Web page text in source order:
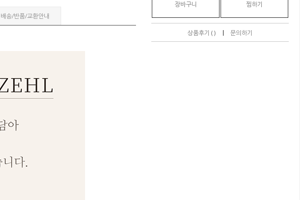
배송/반품/교환안내
장바구니 찜하기
상품후기 ( ) | 문의하기